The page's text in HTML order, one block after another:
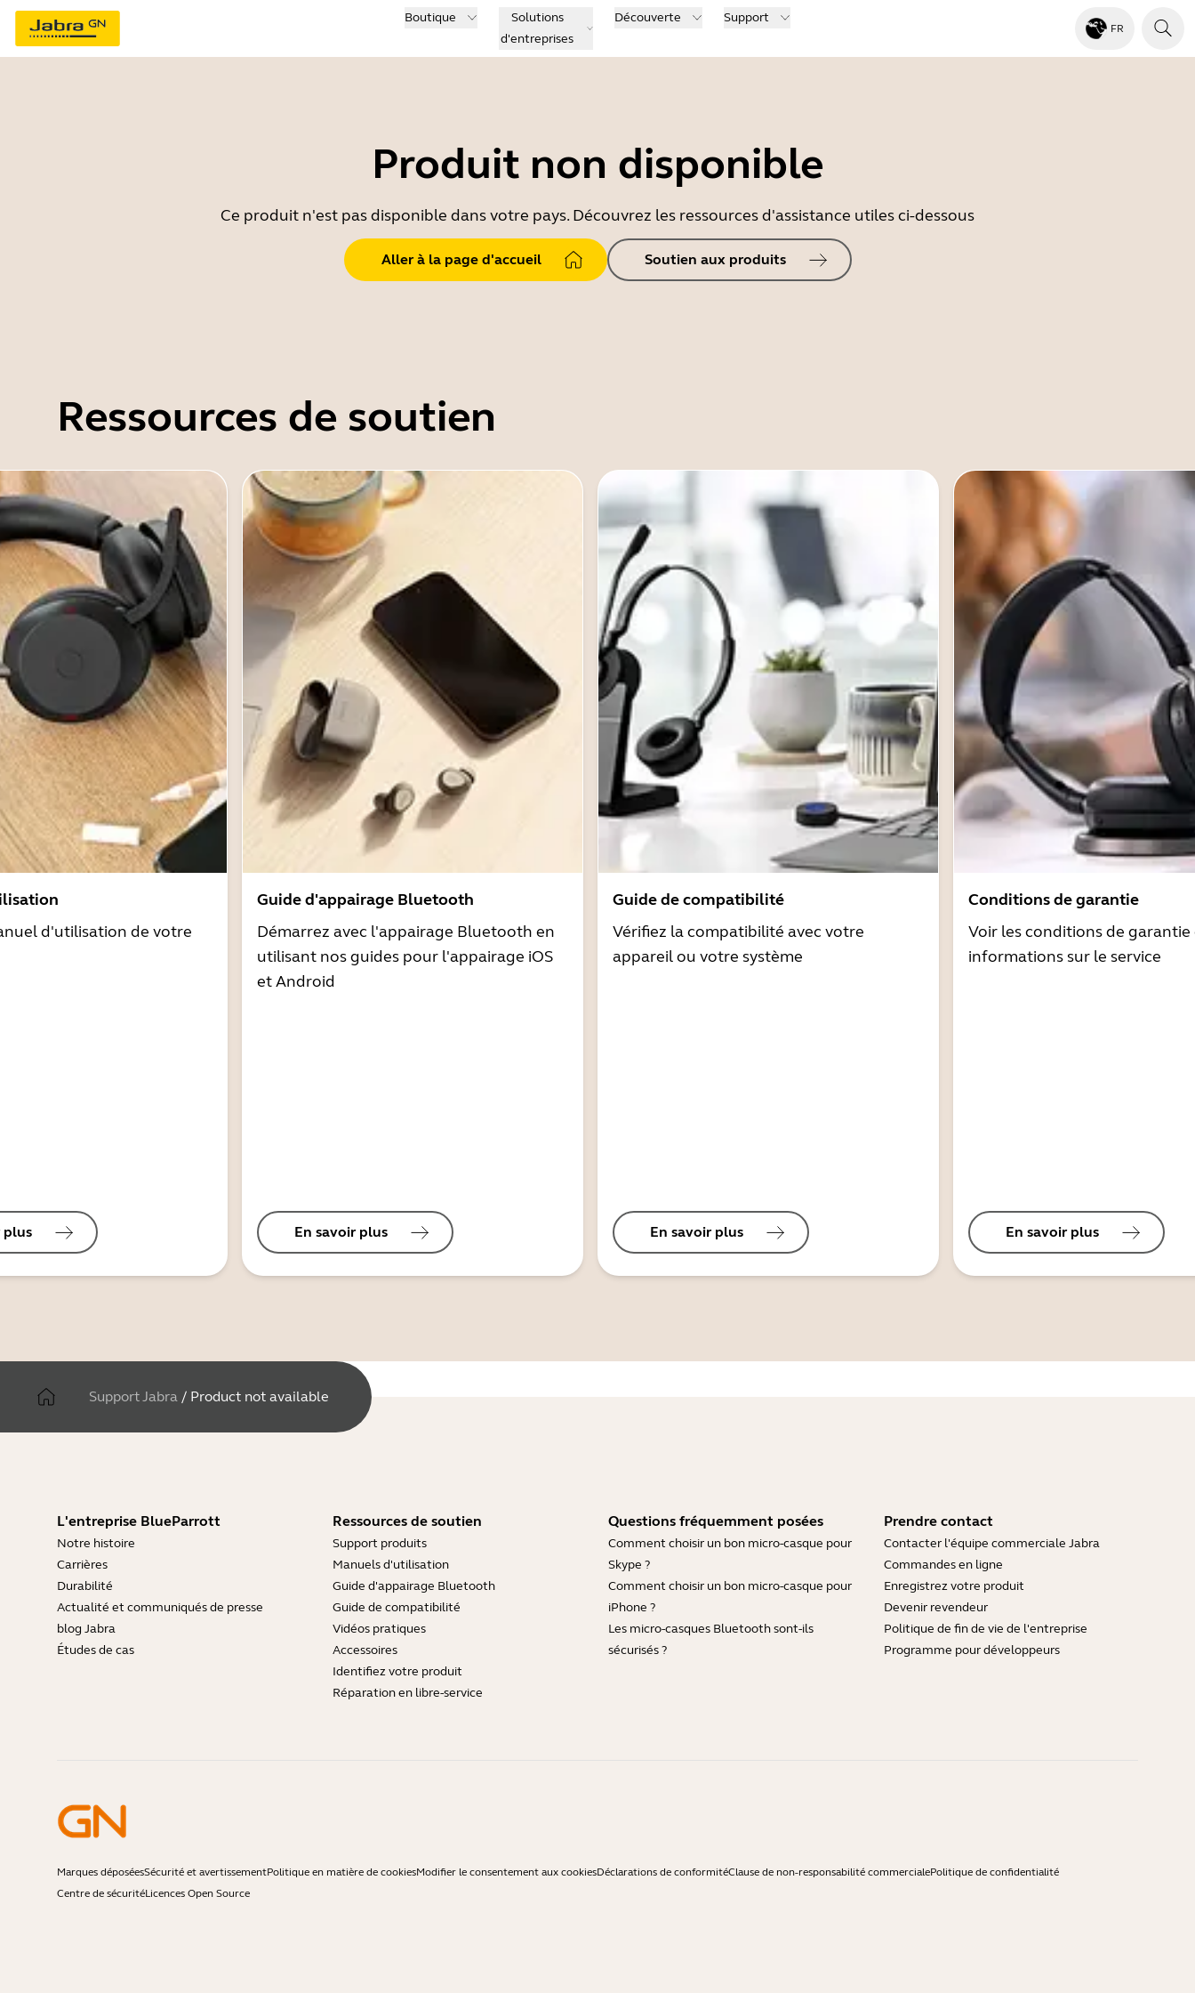
Boutique
Solutions
d'entreprises
Découverte Support
FR
Produit non disponible
Ce produit n'est pas disponible dans votre pays. Découvrez les ressources d'assistance utiles ci-dessous
Aller à la page d'accueil Soutien aux produits
Ressources de soutien
d'utilisation de votre
plus
Guide d'appairage Bluetooth
Démarrez avec l'appairage Bluetooth en
utilisant nos guides pour l'appairage iOS
et Android
En savoir plus
Guide de compatibilité
Vérifiez la compatibilité avec votre
appareil ou votre système
En savoir plus
Conditions de garantie
Voir les conditions de garantie
informations sur le service
En savoir plus
Support Jabra / Product not available
L'entreprise BlueParrott
Notre histoire
Carrières
Durabilité
Actualité et communiqués de presse
blog Jabra
Études de cas
Ressources de soutien
Support produits
Manuels d'utilisation
Guide d'appairage Bluetooth
Guide de compatibilité
Vidéos pratiques
Accessoires
Identifiez votre produit
Réparation en libre-service
Questions fréquemment posées
Comment choisir un bon micro-casque pour
Skype ?
Comment choisir un bon micro-casque pour
iPhone ?
Les micro-casques Bluetooth sont-ils
sécurisés ?
Prendre contact
Contacter l'équipe commerciale Jabra
Commandes en ligne
Enregistrez votre produit
Devenir revendeur
Politique de fin de vie de l'entreprise
Programme pour développeurs
Marques déposéesSécurité et avertissementPolitique en matière de cookiesModifier le consentement aux cookiesDéclarations de conformitéClause de non-responsabilité commercialePolitique de confidentialité
Centre de sécuritéLicences Open Source